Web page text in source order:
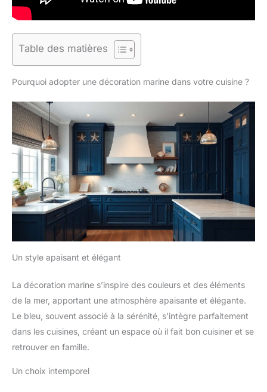
Table des matières
Pourquoi adopter une décoration marine dans votre cuisine ?
Un style apaisant et élégant
La décoration marine s’inspire des couleurs et des éléments
de la mer, apportant une atmosphère apaisante et élégante.
Le bleu, souvent associé à la sérénité, s’intègre parfaitement
dans les cuisines, créant un espace où il fait bon cuisiner et se
retrouver en famille.
Un choix intemporel